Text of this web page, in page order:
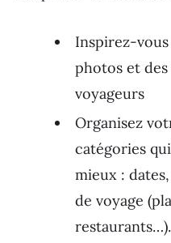
Inspirez-
photos et
voyageurs
Organisez
catégories
mieux :
de voyage
restaurants…).